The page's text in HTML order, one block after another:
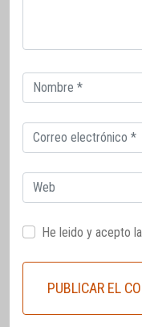
Correo
electrónico
Correo
electrónico
Web
He leido y acepto la